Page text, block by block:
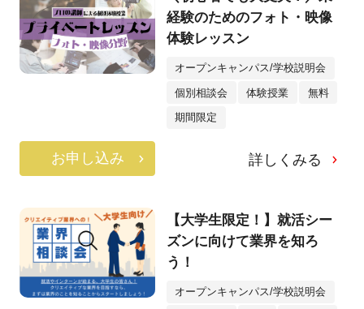
経験のためのフォト・映像
体験レッスン
オープンキャンパス/学校説明会
個別相談会 体験授業 無料
期間限定
お申し込み 詳しくみる
【大学生限定！】就活シー
ズンに向けて業界を知ろ
う！
オープンキャンパス/学校説明会